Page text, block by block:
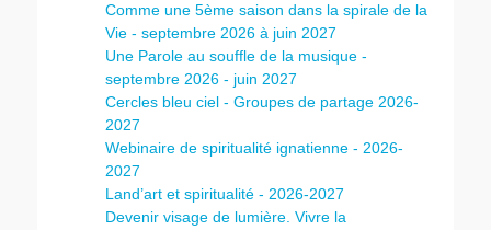
Comme une 5ème saison dans la spirale de la
Vie - septembre 2026 à juin 2027
Une Parole au souffle de la musique -
septembre 2026 - juin 2027
Cercles bleu ciel - Groupes de partage 2026-
2027
Webinaire de spiritualité ignatienne - 2026-
2027
Land’art et spiritualité - 2026-2027
Devenir visage de lumière. Vivre la